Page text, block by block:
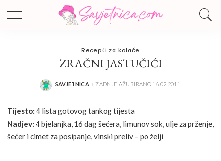
Recepti za kolače
ZRAČNI JASTUČIĆI
POSTED
SAVJETNICA ZADNJE AŽURIRANO 16.02.2011.
Tijesto: 4 lista gotovog tankog tijesta
Nadjev: 4 bjelanjka, 16 dag šećera, limunov sok, ulje za prženje,
šećer i cimet za posipanje, vinski preliv – po želji